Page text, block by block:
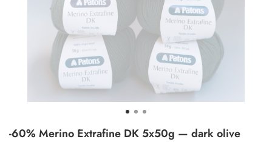
-60% Merino Extrafine DK 5x50g — dark olive